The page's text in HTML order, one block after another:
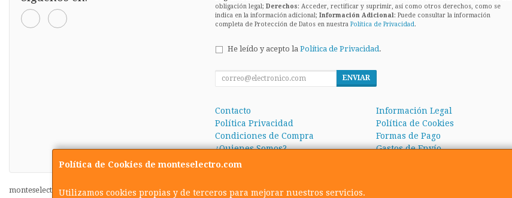
Política de Cookies de monteselectro.com
Utilizamos cookies propias y de terceros para mejorar nuestros servicios.
obligación legal; Derechos: Acceder, rectificar y suprimir, así como otros derechos, como se
indica en la información adicional; Información Adicional: Puede consultar la información
completa de Protección de Datos en nuestra Política de Privacidad.
He leído y acepto la Política de Privacidad.
ENVIAR
Contacto
Información Legal
Política Privacidad
Política de Cookies
Condiciones de Compra
Formas de Pago
¿Quienes Somos?
Gastos de Envío
monteselectro.com © 2026